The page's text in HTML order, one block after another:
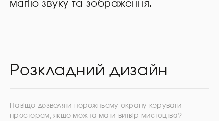
магію звуку та зображення.
Розкладний дизайн
Навіщо дозволяти порожньому екрану керувати
простором, якщо можна мати витвір мистецтва?